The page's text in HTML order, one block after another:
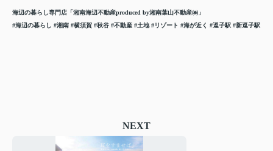
海辺の暮らし専門店「湘南海辺不動産produced by湘南葉山不動産㈱」
#海辺の暮らし #湘南 #横須賀 #秋谷 #不動産 #土地 #リゾート #海が近く #逗子駅 #新逗子駅
NEXT